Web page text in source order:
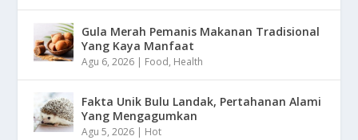
Gula Merah Pemanis Makanan Tradisional
Yang Kaya Manfaat
Agu 6, 2026 | Food, Health
Fakta Unik Bulu Landak, Pertahanan Alami
Yang Mengagumkan
Agu 5, 2026 | Hot